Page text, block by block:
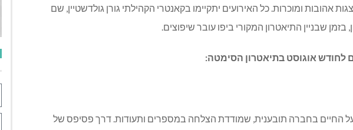
אהובות ומוכרות. כל האירועים יתקיימו בקאנטרי הקהילתי גורן גולדשטיין, שם
שבניין התיאטרון המקורי ביפו עובר שיפוצים.
לחודש אוגוסט בתיאטרון הסימטה:
החיים בחברה תובענית, שמודדת הצלחה במספרים ותעודות. דרך פסיפס של